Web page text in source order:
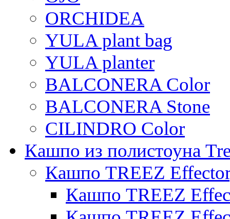
ORCHIDEA
YULA plant bag
YULA planter
BALCONERA Color
BALCONERA Stone
CILINDRO Color
Кашпо из полистоуна
Кашпо TREEZ
Кашпо TREEZ